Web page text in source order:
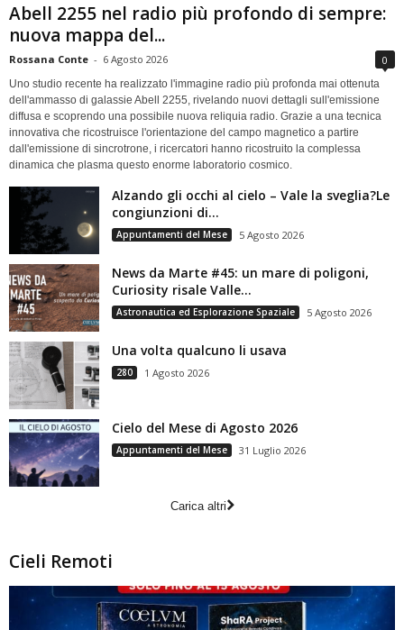
Abell 2255 nel radio più profondo di sempre:
nuova mappa del...
Rossana Conte - 6 Agosto 2026 0
Uno studio recente ha realizzato l'immagine radio più profonda mai ottenuta
dell'ammasso di galassie Abell 2255, rivelando nuovi dettagli sull'emissione
diffusa e scoprendo una possibile nuova reliquia radio. Grazie a una tecnica
innovativa che ricostruisce l'orientazione del campo magnetico a partire
dall'emissione di sincrotrone, i ricercatori hanno ricostruito la complessa
dinamica che plasma questo enorme laboratorio cosmico.
Alzando gli occhi al cielo – Vale la sveglia?Le
congiunzioni di...
Appuntamenti del Mese 5 Agosto 2026
News da Marte #45: un mare di poligoni,
Curiosity risale Valle...
Astronautica ed Esplorazione Spaziale 5 Agosto 2026
Una volta qualcuno li usava
280 1 Agosto 2026
Cielo del Mese di Agosto 2026
Appuntamenti del Mese 31 Luglio 2026
Carica altri
Cieli Remoti